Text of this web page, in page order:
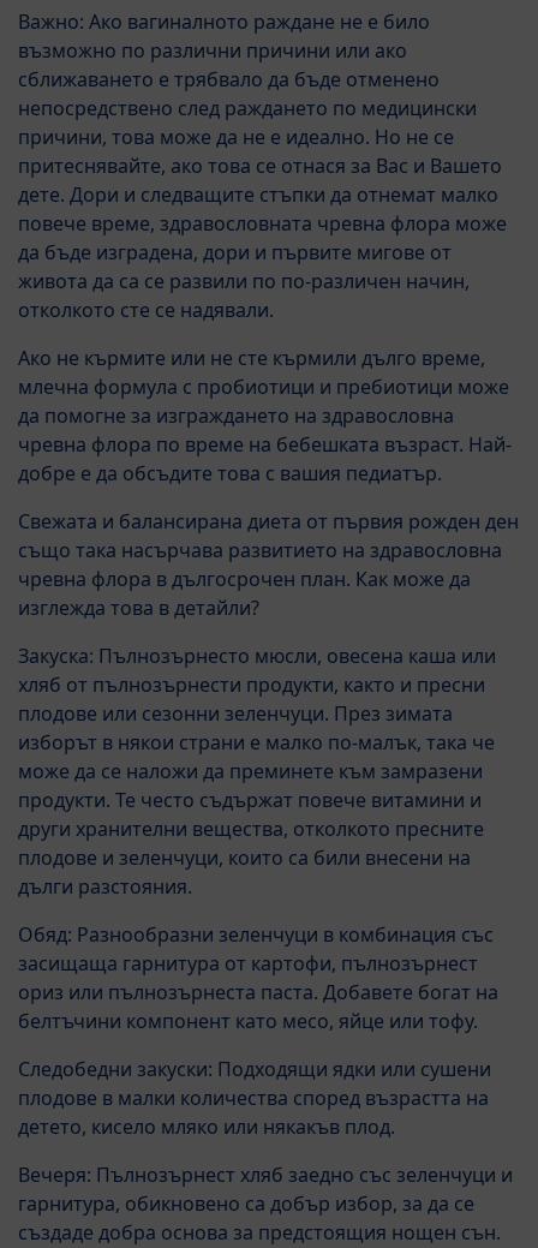
Важно: Ако вагиналното раждане не е било
възможно по различни причини или ако
сближаването е трябвало да бъде отменено
непосредствено след раждането по медицински
причини, това може да не е идеално. Но не се
притеснявайте, ако това се отнася за Вас и Вашето
дете. Дори и следващите стъпки да отнемат малко
повече време, здравословната чревна флора може
да бъде изградена, дори и първите мигове от
живота да са се развили по по-различен начин,
отколкото сте се надявали.
Ако не кърмите или не сте кърмили дълго време,
млечна формула с пробиотици и пребиотици може
да помогне за изграждането на здравословна
чревна флора по време на бебешката възраст. Най-
добре е да обсъдите това с вашия педиатър.
Свежата и балансирана диета от първия рожден ден
също така насърчава развитието на здравословна
чревна флора в дългосрочен план. Как може да
изглежда това в детайли?
Закуска: Пълнозърнесто мюсли, овесена каша или
хляб от пълнозърнести продукти, както и пресни
плодове или сезонни зеленчуци. През зимата
изборът в някои страни е малко по-малък, така че
може да се наложи да преминете към замразени
продукти. Те често съдържат повече витамини и
други хранителни вещества, отколкото пресните
плодове и зеленчуци, които са били внесени на
дълги разстояния.
Обяд: Разнообразни зеленчуци в комбинация със
засищаща гарнитура от картофи, пълнозърнест
ориз или пълнозърнеста паста. Добавете богат на
белтъчини компонент като месо, яйце или тофу.
Следобедни закуски: Подходящи ядки или сушени
плодове в малки количества според възрастта на
детето, кисело мляко или някакъв плод.
Вечеря: Пълнозърнест хляб заедно със зеленчуци и
гарнитура, обикновено са добър избор, за да се
създаде добра основа за предстоящия нощен сън.